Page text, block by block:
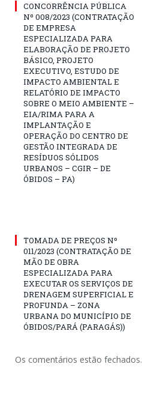
CONCORRÊNCIA PÚBLICA
Nº 008/2023 (CONTRATAÇÃO
DE EMPRESA
ESPECIALIZADA PARA
ELABORAÇÃO DE PROJETO
BÁSICO, PROJETO
EXECUTIVO, ESTUDO DE
IMPACTO AMBIENTAL E
RELATÓRIO DE IMPACTO
SOBRE O MEIO AMBIENTE –
EIA/RIMA PARA A
IMPLANTAÇÃO E
OPERAÇÃO DO CENTRO DE
GESTÃO INTEGRADA DE
RESÍDUOS SÓLIDOS
URBANOS – CGIR – DE
ÓBIDOS – PA)
TOMADA DE PREÇOS Nº
011/2023 (CONTRATAÇÃO DE
MÃO DE OBRA
ESPECIALIZADA PARA
EXECUTAR OS SERVIÇOS DE
DRENAGEM SUPERFICIAL E
PROFUNDA – ZONA
URBANA DO MUNICÍPIO DE
ÓBIDOS/PARÁ (PARAGÁS))
Os comentários estão fechados.